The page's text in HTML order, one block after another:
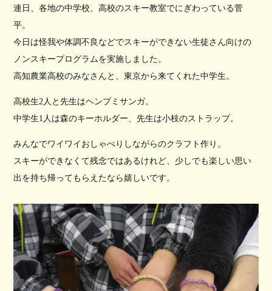
連日、各地の中学校、高校のスキー教室でにぎわっている菅
平。
今日は怪我や体調不良などでスキーができない生徒さん向けの
ノンスキープログラムを実施しました。
高知農業高校のみなさんと、東京から来てくれた中学生。
高校生2人と先生はヘンプミサンガ。
中学生1人は森のキーホルダー、先生は小枝のストラップ。
みんなでワイワイおしゃべりしながらのクラフト作り。
スキーができなくて残念ではあるけれど、少しでも楽しい思い
出を持ち帰ってもらえたなら嬉しいです。